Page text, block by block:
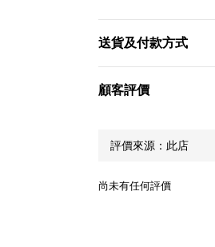
送貨及付款方式
顧客評價
尚未有任何評價